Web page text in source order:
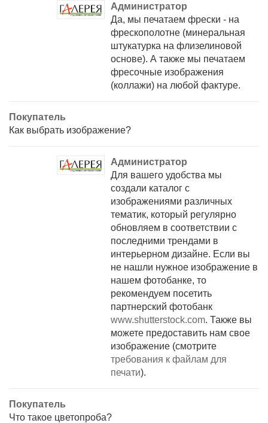
Администратор
Да, мы печатаем фрески - на
фрескополотне (минеральная
штукатурка на флизелиновой
основе). А также мы печатаем
фресочные изображения
(коллажи) на любой фактуре.
Покупатель
Как выбрать изображение?
Администратор
Для вашего удобства мы
создали каталог с
изображениями различных
тематик, который регулярно
обновляем в соответствии с
последними трендами в
интерьерном дизайне. Если вы
не нашли нужное изображение в
нашем фотобанке, то
рекомендуем посетить
партнерский фотобанк
www.shutterstock.com. Также вы
можете предоставить нам свое
изображение (смотрите
требования к файлам для
печати).
Покупатель
Что такое цветопроба?